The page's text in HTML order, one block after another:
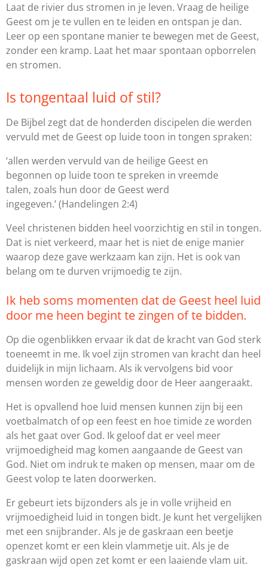
Laat de rivier dus stromen in je leven. Vraag de heilige
Geest om je te vullen en te leiden en ontspan je dan.
Leer op een spontane manier te bewegen met de Geest,
zonder een kramp. Laat het maar spontaan opborrelen
en stromen.
Is tongentaal luid of stil?
De Bijbel zegt dat de honderden discipelen die werden
vervuld met de Geest op luide toon in tongen spraken:
‘allen werden vervuld van de heilige Geest en
begonnen op luide toon te spreken in vreemde
talen, zoals hun door de Geest werd
ingegeven.’(Handelingen 2:4)
Veel christenen bidden heel voorzichtig en stil in tongen.
Dat is niet verkeerd, maar het is niet de enige manier
waarop deze gave werkzaam kan zijn. Het is ook van
belang om te durven vrijmoedig te zijn.
Ik heb soms momenten dat de Geest heel luid
door me heen begint te zingen of te bidden.
Op die ogenblikken ervaar ik dat de kracht van God sterk
toeneemt in me. Ik voel zijn stromen van kracht dan heel
duidelijk in mijn lichaam. Als ik vervolgens bid voor
mensen worden ze geweldig door de Heer aangeraakt.
Het is opvallend hoe luid mensen kunnen zijn bij een
voetbalmatch of op een feest en hoe timide ze worden
als het gaat over God. Ik geloof dat er veel meer
vrijmoedigheid mag komen aangaande de Geest van
God. Niet om indruk te maken op mensen, maar om de
Geest volop te laten doorwerken.
Er gebeurt iets bijzonders als je in volle vrijheid en
vrijmoedigheid luid in tongen bidt. Je kunt het vergelijken
met een snijbrander. Als je de gaskraan een beetje
openzet komt er een klein vlammetje uit. Als je de
gaskraan wijd open zet komt er een laaiende vlam uit.